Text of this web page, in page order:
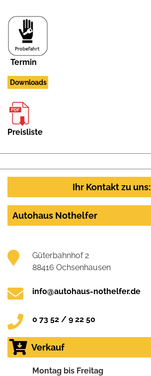
Termin
Downloads
Preisliste
Ihr Kontakt zu uns:
Autohaus Nothelfer
Güterbahnhof 2
88416 Ochsenhausen
info@autohaus-nothelfer.de
0 73 52 / 9 22 50
Verkauf
Montag bis Freitag